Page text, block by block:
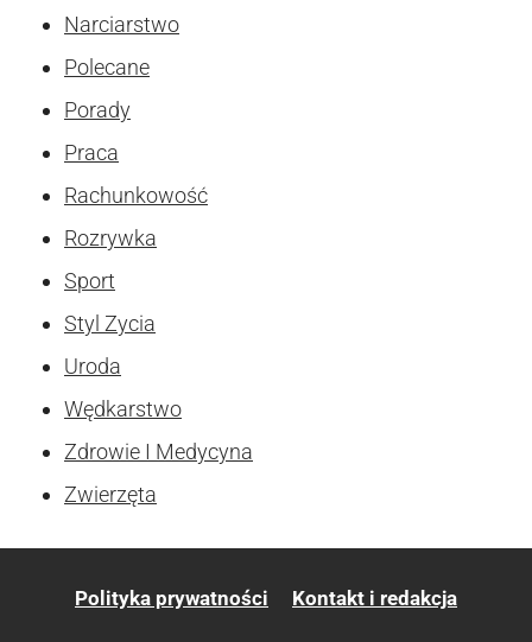
Narciarstwo
Polecane
Porady
Praca
Rachunkowość
Rozrywka
Sport
Styl Zycia
Uroda
Wędkarstwo
Zdrowie I Medycyna
Zwierzęta
Polityka prywatności Kontakt i redakcja